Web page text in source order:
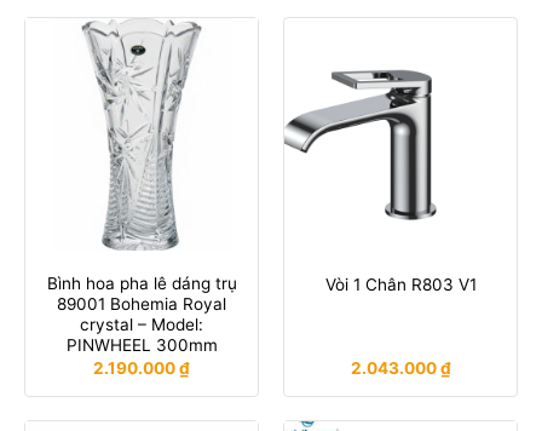
Bình hoa pha lê dáng trụ
89001 Bohemia Royal
crystal – Model:
PINWHEEL 300mm
2.190.000₫
Vòi 1 Chân R803 V1
2.043.000₫